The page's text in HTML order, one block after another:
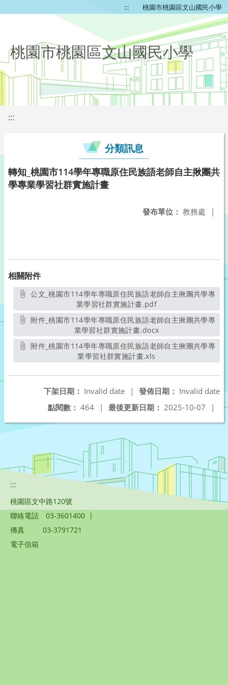
::: 桃園市桃園區文山國民小學
桃園市桃園區文山國民小學
:::
分類訊息
轉知_桃園市114學年專職原住民族語老師自主揪團共
學專業學習社群實施計畫
發布單位： 教務處 |
相關附件
公文_桃園市114學年專職原住民族語老師自主揪團共學專
業學習社群實施計畫.pdf另開新視窗
附件_桃園市114學年專職原住民族語老師自主揪團共學專
業學習社群實施計畫.docx
附件_桃園市114學年專職原住民族語老師自主揪團共學專
業學習社群實施計畫.xls
發佈日期： Invalid date
下架日期： Invalid date
|
最後更新日期： 2025-10-07 |
點閱數： 464 |
:::
桃園區文中路120號
聯絡電話
03-3601400 |
傳真
03-3791721
電子信箱